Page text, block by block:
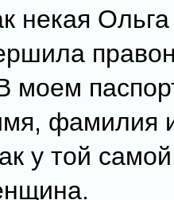
некая
моем
фамилия
у той